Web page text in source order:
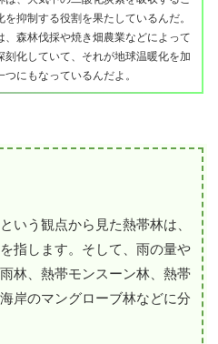
を抑制する役割を果たしているんだ。
、森林伐採や焼き畑農業などによって
刻化していて、それが地球温暖化を加
にもなっているんだよ。
いう観点から見た熱帯林は、
指します。そして、雨の量や
林、熱帯モンスーン林、熱帯
岸のマングローブ林などに分